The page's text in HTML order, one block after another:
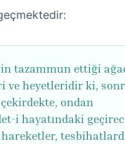
tazammun ettiği
ve heyetleridir ki,
ondan
i hayatındaki